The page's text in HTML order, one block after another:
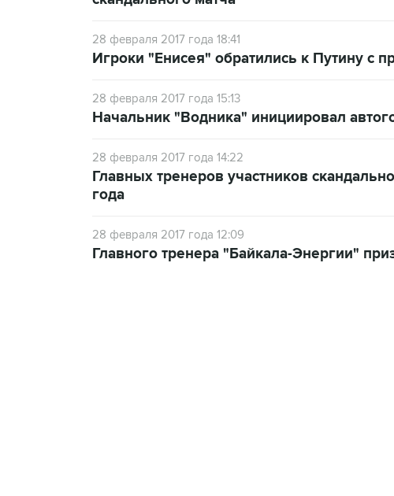
28 февраля 2017 года 18:41
Игроки "Енисея" обратились к Путину с
28 февраля 2017 года 15:13
Начальник "Водника" инициировал
28 февраля 2017 года 14:22
Главных тренеров участников
года
28 февраля 2017 года 12:09
Главного тренера "Байкала-Энергии"